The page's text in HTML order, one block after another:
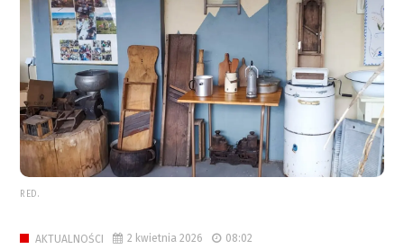
RED.
AKTUALNOŚCI 2 kwietnia 2026 08:02